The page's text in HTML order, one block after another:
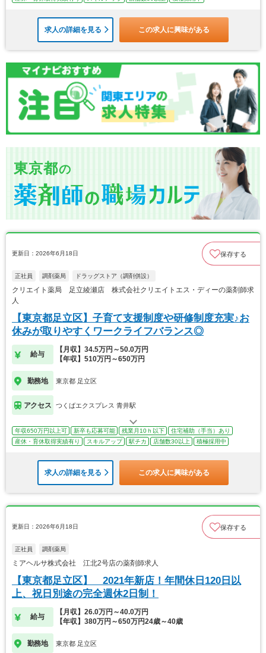
求人の詳細を見る この求人に興味がある
東京都の
更新日：2026年6月18日 保存する
正社員 調剤薬局 ドラッグストア（調剤併設）
クリエイト薬局 足立綾瀬店 株式会社クリエイトエス・ディーの薬剤師求
人
【東京都足立区】子育て支援制度や研修制度充実♪お
休みが取りやすくワークライフバランス◎
給与
【月収】34.5万円～50.0万円
【年収】510万円～650万円
勤務地 東京都 足立区
アクセス つくばエクスプレス 青井駅
年収650万円以上可 新卒も応募可能 残業月10ｈ以下
住宅補助（手当）あり
産休・育休取得実績有り
スキルアップ 駅チカ 店舗数30以上 積極採用中
求人の詳細を見る この求人に興味がある
更新日：2026年6月18日 保存する
正社員 調剤薬局
ミアヘルサ株式会社 江北2号店の薬剤師求人
【東京都足立区】 2021年新店！年間休日120日以
上、祝日別途の完全週休2日制！
給与
【月収】26.0万円～40.0万円
【年収】380万円～650万円24歳～40歳
勤務地 東京都 足立区